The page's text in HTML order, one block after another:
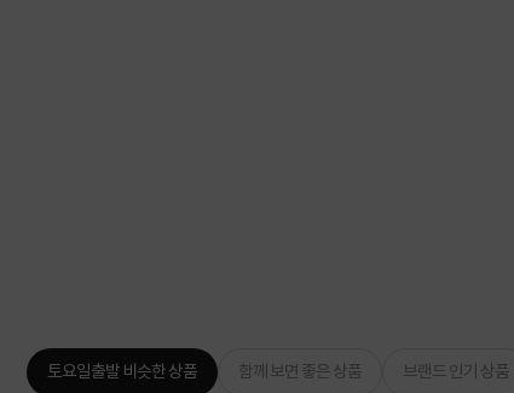
토요일출발 비슷한 상품 함께 보면 좋은 상품 브랜드 인기 상품